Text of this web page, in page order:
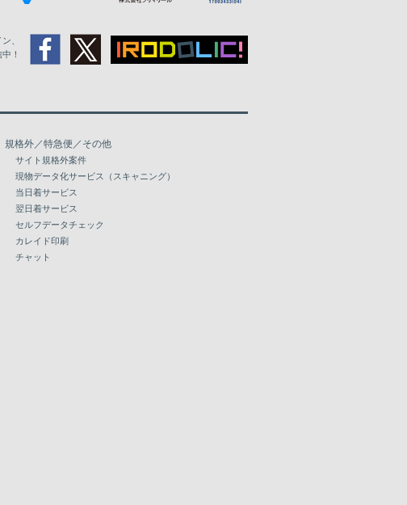
、
！
規格外／特急便／その他
サイト規格外案件
現物データ化サービス（スキャニング）
当日着サービス
翌日着サービス
セルフデータチェック
カレイド印刷
チャット